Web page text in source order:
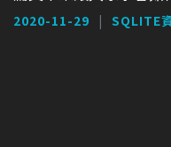
2020-11-29 SQLITE